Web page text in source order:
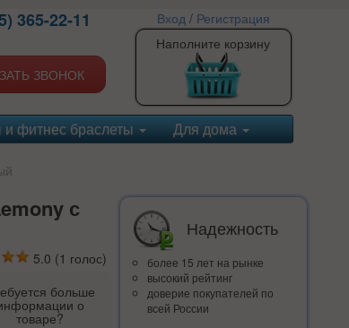
365-22-11
ЗВОНОК
Вход/ Регистрация
Наполните корзину
фитнес браслеты Для дома
с
5.0 (1 голос)
больше
о
товаре?
Надежность
более 15 лет на рынке
высокий рейтинг
доверие покупателей по
всей России